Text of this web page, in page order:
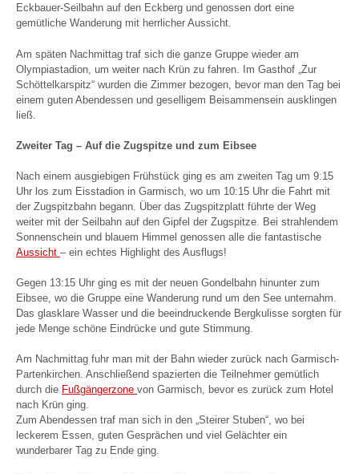
Eckbauer-Seilbahn auf den Eckberg und genossen dort eine
gemütliche Wanderung mit herrlicher Aussicht.
Am späten Nachmittag traf sich die ganze Gruppe wieder am
Olympiastadion, um weiter nach Krün zu fahren. Im Gasthof „Zur
Schöttelkarspitz“ wurden die Zimmer bezogen, bevor man den Tag bei
einem guten Abendessen und geselligem Beisammensein ausklingen
ließ.
Zweiter Tag – Auf die Zugspitze und zum Eibsee
Nach einem ausgiebigen Frühstück ging es am zweiten Tag um 9:15
Uhr los zum Eisstadion in Garmisch, wo um 10:15 Uhr die Fahrt mit
der Zugspitzbahn begann. Über das Zugspitzplatt führte der Weg
weiter mit der Seilbahn auf den Gipfel der Zugspitze. Bei strahlendem
Sonnenschein und blauem Himmel genossen alle die fantastische
Aussicht – ein echtes Highlight des Ausflugs!
Gegen 13:15 Uhr ging es mit der neuen Gondelbahn hinunter zum
Eibsee, wo die Gruppe eine Wanderung rund um den See unternahm.
Das glasklare Wasser und die beeindruckende Bergkulisse sorgten für
jede Menge schöne Eindrücke und gute Stimmung.
Am Nachmittag fuhr man mit der Bahn wieder zurück nach Garmisch-
Partenkirchen. Anschließend spazierten die Teilnehmer gemütlich
durch die Fußgängerzone von Garmisch, bevor es zurück zum Hotel
nach Krün ging.
Zum Abendessen traf man sich in den „Steirer Stuben“, wo bei
leckerem Essen, guten Gesprächen und viel Gelächter ein
wunderbarer Tag zu Ende ging.